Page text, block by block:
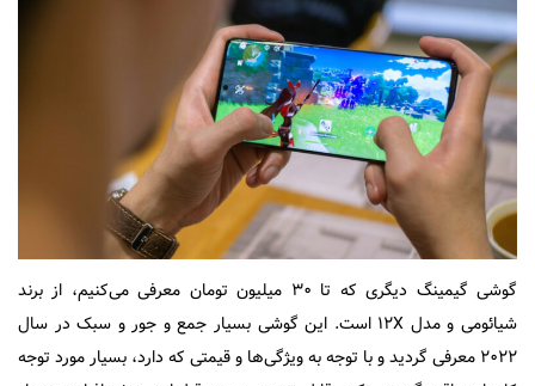
گوشی گیمینگ دیگری که تا ۳۰ میلیون تومان معرفی می‌کنیم، از برند
شیائومی و مدل ۱۲X است. این گوشی بسیار جمع و جور و سبک در سال
۲۰۲۲ معرفی گردید و با توجه به ویژگی‌ها و قیمتی که دارد، بسیار مورد توجه